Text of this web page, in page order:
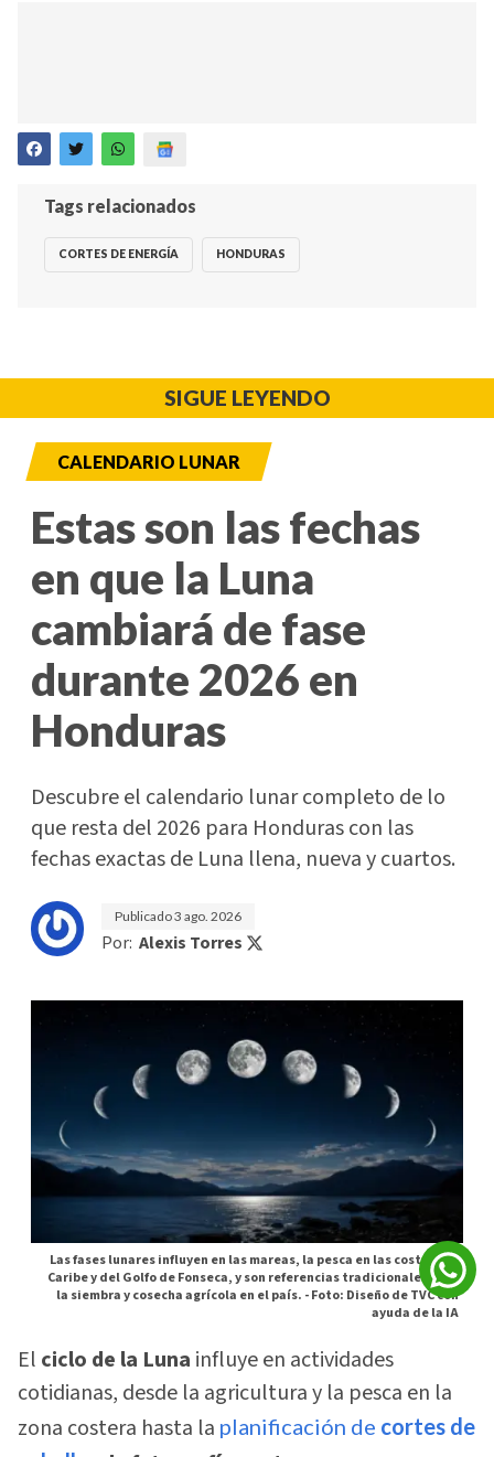
Tags relacionados
CORTES DE ENERGÍA HONDURAS
SIGUE LEYENDO
CALENDARIO LUNAR
Estas son las fechas
en que la Luna
cambiará de fase
durante 2026 en
Honduras
Descubre el calendario lunar completo de lo
que resta del 2026 para Honduras con las
fechas exactas de Luna llena, nueva y cuartos.
Publicado3 ago. 2026
Por: Alexis Torres
Las fases lunares influyen en las mareas, la pesca en las costas del
Caribe y del Golfo de Fonseca, y son referencias tradicionales para
la siembra y cosecha agrícola en el país. -Foto: Diseño de TVC con
ayuda de la IA
El ciclo de la Luna influye en actividades
cotidianas, desde la agricultura y la pesca en la
zona costera hasta la planificación de cortes de